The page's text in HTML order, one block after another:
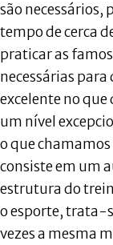
são necessários,
tempo de cerca
praticar as
necessárias
excelente no que
um nível
o que
consiste em um
estrutura do
o esporte, trata-
vezes a mesma